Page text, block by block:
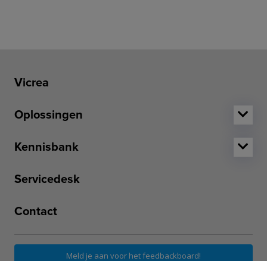
Vicrea
Oplossingen
Kennisbank
Servicedesk
Contact
Meld je aan voor het feedbackboard!